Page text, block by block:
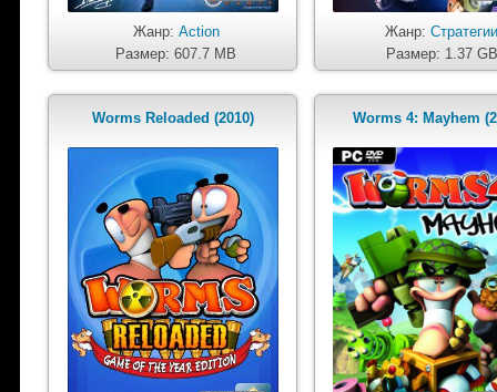
Жанр: Action
Размер: 607.7 MB
Жанр:
Размер: 1.37 GB
Worms Reloaded (2010) Worms 4: Mayhem